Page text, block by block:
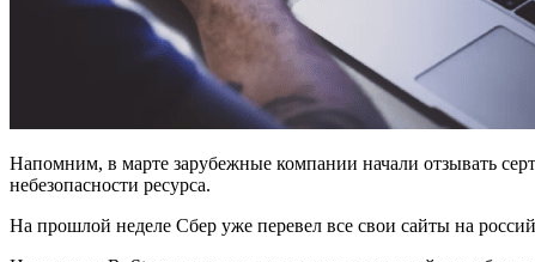
Напомним, в марте зарубежные компании начали отзывать
небезопасности ресурса.
На прошлой неделе Сбер уже перевел все свои сайты на